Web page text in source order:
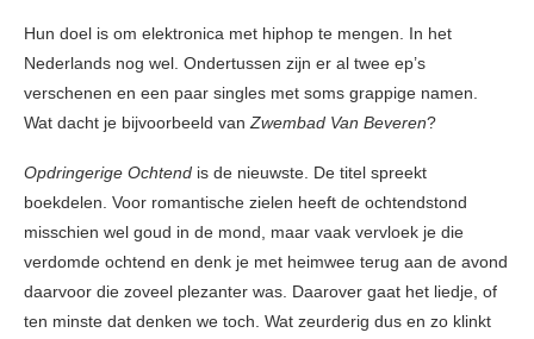
Hun doel is om elektronica met hiphop te mengen. In het
Nederlands nog wel. Ondertussen zijn er al twee ep’s
verschenen en een paar singles met soms grappige namen.
Wat dacht je bijvoorbeeld van Zwembad Van Beveren?
Opdringerige Ochtend is de nieuwste. De titel spreekt
boekdelen. Voor romantische zielen heeft de ochtendstond
misschien wel goud in de mond, maar vaak vervloek je die
verdomde ochtend en denk je met heimwee terug aan de avond
daarvoor die zoveel plezanter was. Daarover gaat het liedje, of
ten minste dat denken we toch. Wat zeurderig dus en zo klinkt